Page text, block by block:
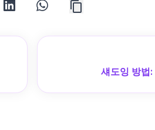
linkedin whatsapp
섀도잉 방법